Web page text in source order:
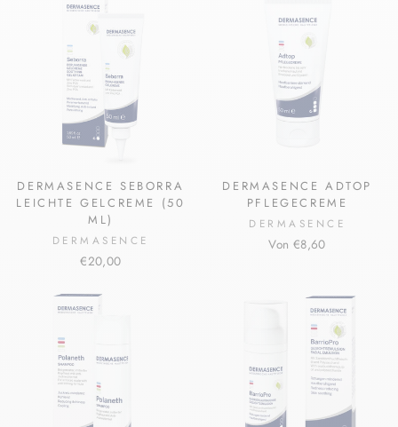
DERMASENCE SEBORRA
LEICHTE GELCREME (50
ML)
DERMASENCE
€20,00
DERMASENCE ADTOP
PFLEGECREME
DERMASENCE
Von €8,60